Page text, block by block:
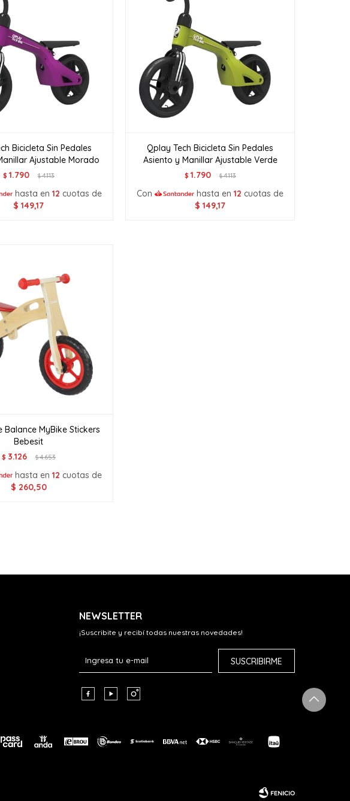
Bicicleta Sin Pedales
Ajustable Morado
$ 1.790 $4.113
hasta en12 cuotas de
$ 149,17
Qplay Tech Bicicleta Sin Pedales
Asiento y Manillar Ajustable Verde
$ 1.790 $4.113
Con hasta en12 cuotas de
$ 149,17
Balance MyBike Stickers
Bebesit
$ 3.126 $4.653
hasta en12 cuotas de
$ 260,50
NEWSLETTER
¡Suscribite y recibí todas nuestras novedades!
SUSCRIBIRME
  